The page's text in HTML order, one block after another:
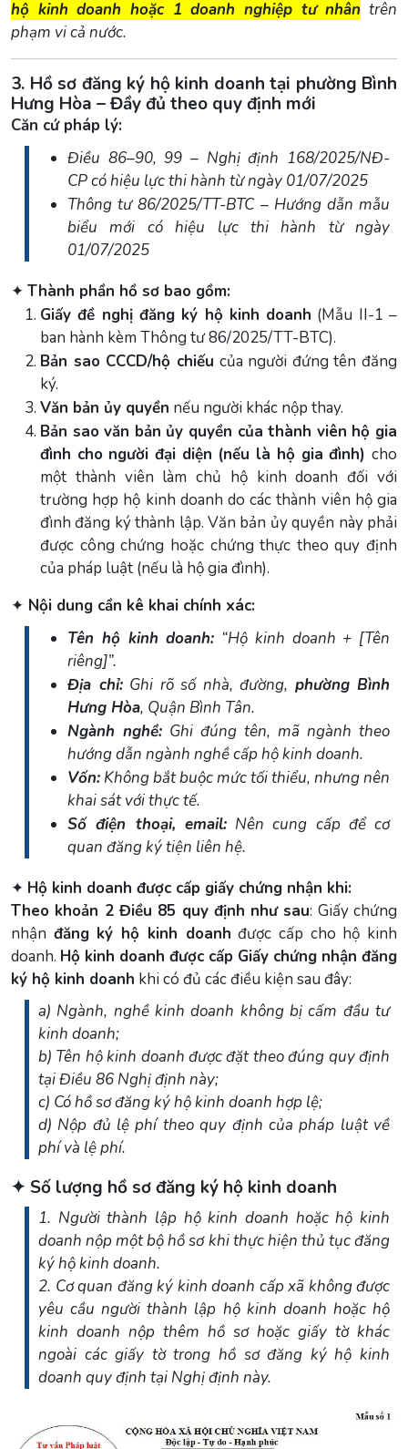
hộ kinh doanh hoặc 1 doanh nghiệp tư nhân trên
phạm vi cả nước.
3. Hồ sơ đăng ký hộ kinh doanh tại phường Bình
Hưng Hòa – Đầy đủ theo quy định mới
Căn cứ pháp lý:
Điều 86–90, 99 – Nghị định 168/2025/NĐ-
CP có hiệu lực thi hành từ ngày 01/07/2025
Thông tư 86/2025/TT-BTC – Hướng dẫn mẫu
biểu mới có hiệu lực thi hành từ ngày
01/07/2025
✦ Thành phần hồ sơ bao gồm:
Giấy đề nghị đăng ký hộ kinh doanh (Mẫu II-1 –
ban hành kèm Thông tư 86/2025/TT-BTC).
Bản sao CCCD/hộ chiếu của người đứng tên đăng
ký.
Văn bản ủy quyền nếu người khác nộp thay.
Bản sao văn bản ủy quyền của thành viên hộ gia
đình cho người đại diện (nếu là hộ gia đình) cho
một thành viên làm chủ hộ kinh doanh đối với
trường hợp hộ kinh doanh do các thành viên hộ gia
đình đăng ký thành lập. Văn bản ủy quyền này phải
được công chứng hoặc chứng thực theo quy định
của pháp luật (nếu là hộ gia đình).
✦ Nội dung cần kê khai chính xác:
Tên hộ kinh doanh: “Hộ kinh doanh + [Tên
riêng]”.
Địa chỉ:Ghi rõ số nhà, đường, phường Bình
Hưng Hòa, Quận Bình Tân.
Ngành nghề: Ghi đúng tên, mã ngành theo
hướng dẫn ngành nghề cấp hộ kinh doanh.
Vốn: Không bắt buộc mức tối thiểu, nhưng nên
khai sát với thực tế.
Số điện thoại, email:Nên cung cấp để cơ
quan đăng ký tiện liên hệ.
✦ Hộ kinh doanh được cấp giấy chứng nhận khi:
Theo khoản 2 Điều 85 quy định như sau: Giấy chứng
nhận đăng ký hộ kinh doanh được cấp cho hộ kinh
doanh. Hộ kinh doanh được cấp Giấy chứng nhận đăng
ký hộ kinh doanh khi có đủ các điều kiện sau đây:
a) Ngành, nghề kinh doanh không bị cấm đầu tư
kinh doanh;
b) Tên hộ kinh doanh được đặt theo đúng quy định
tại Điều 86 Nghị định này;
c) Có hồ sơ đăng ký hộ kinh doanh hợp lệ;
d) Nộp đủ lệ phí theo quy định của pháp luật về
phí và lệ phí.
✦ Số lượng hồ sơ đăng ký hộ kinh doanh
1. Người thành lập hộ kinh doanh hoặc hộ kinh
doanh nộp một bộ hồ sơ khi thực hiện thủ tục đăng
ký hộ kinh doanh.
2. Cơ quan đăng ký kinh doanh cấp xã không được
yêu cầu người thành lập hộ kinh doanh hoặc hộ
kinh doanh nộp thêm hồ sơ hoặc giấy tờ khác
ngoài các giấy tờ trong hồ sơ đăng ký hộ kinh
doanh quy định tại Nghị định này.